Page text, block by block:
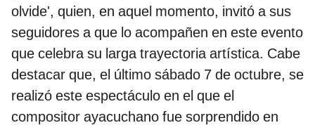
olvide', quien, en aquel momento, invitó a sus
seguidores a que lo acompañen en este evento
que celebra su larga trayectoria artística. Cabe
destacar que, el último sábado 7 de octubre, se
realizó este espectáculo en el que el
compositor ayacuchano fue sorprendido en